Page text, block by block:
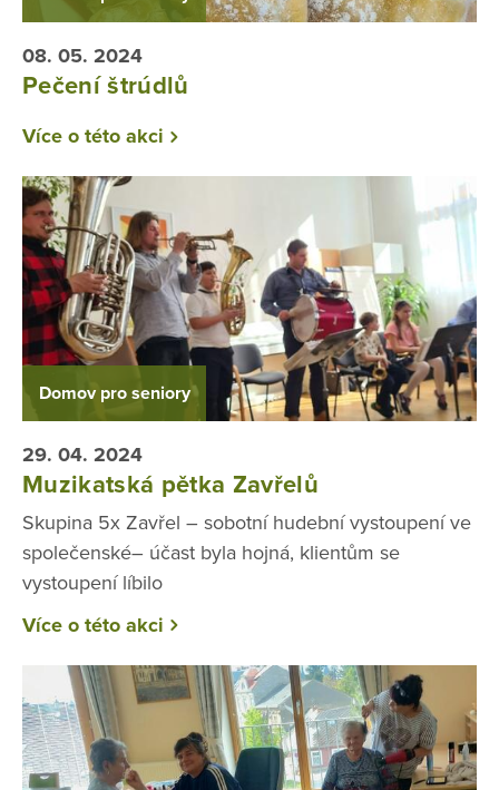
08. 05. 2024
Pečení štrúdlů
Více o této akci
Domov pro seniory
29. 04. 2024
Muzikatská pětka Zavřelů
Skupina 5x Zavřel – sobotní hudební vystoupení ve
společenské– účast byla hojná, klientům se
vystoupení líbilo
Více o této akci